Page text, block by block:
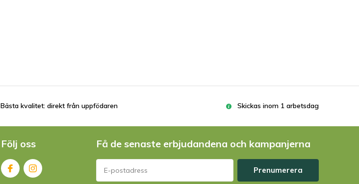
Bästa kvalitet: direkt från uppfödaren Skickas inom 1 arbetsdag
Följ oss Få de senaste erbjudandena och kampanjerna
Prenumerera